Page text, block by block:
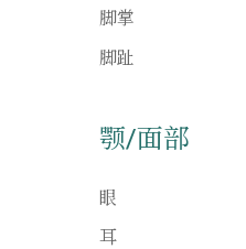
脚掌
脚趾
颚/面部
眼
耳